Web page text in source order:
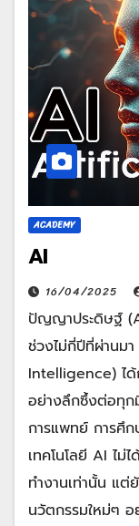
ACADEMY
AI
16/04/2025
ปัญญาประดิษฐ์
ช่วงไม่กี่ปีที่ผ่าน
Intelligence) ได้
อย่างลึกซึ้งต่อทุก
การแพทย์ การศึ
เทคโนโลยี AI ไม่
ทำงานเท่านั้น แต่
นวัตกรรมใหม่ๆ